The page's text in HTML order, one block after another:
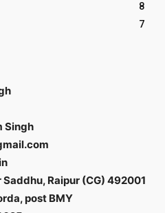
8
7
Singh
Raipur (CG) 492001
post BMY